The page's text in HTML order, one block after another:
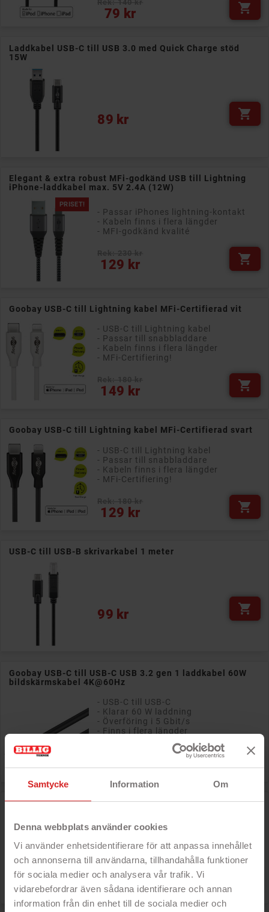
Samtycke Information Om
Denna webbplats använder cookies
Vi använder enhetsidentifierare för att anpassa innehållet
och annonserna till användarna, tillhandahålla funktioner
för sociala medier och analysera vår trafik. Vi
vidarebefordrar även sådana identifierare och annan
information från din enhet till de sociala medier och
79 kr
Pris 
Laddkabel USB-C till USB 3.0 med Quick Charge stöd
15W
89 kr
Pris 
Elegant & extra robust MFi-godkänd USB till Lightning
iPhone-laddkabel max. 5V 2.4A (12W)
PRISET!
- Passar iPhones lightning-kontakt
- Kabeln finns i flera längder
- MFI-godkänd kvalité
129 kr
Pris 
Goobay USB-C till Lightning kabel MFi-Certifierad vit
- USB-C till Lightning kabel
- Passar till snabbladdare
- Kabeln finns i flera längder
- MFi-Certifiering!
149 kr
Pris 
Goobay USB-C till Lightning kabel MFi-Certifierad svart
- USB-C till Lightning kabel
- Passar till snabbladdare
- Kabeln finns i flera längder
- MFi-Certifiering!
129 kr
Pris 
USB-C till USB-B skrivarkabel 1 meter
99 kr
Pris 
Goobay USB-C till USB-C USB 3.2 gen 1 laddkabel 60W
bildskärmskabel 4K@60Hz
- USB-C till USB-C
- Klarar 60 W laddning
- Överföring i 5 Gbit/s
- Finns i flera längder
79 kr 
Goobay Laddkabel i textil USB-C till USB-C 60 Watt
- USB-C till USB-C
- Tåligt textilmaterial
- För laddning eller överföring
- Finns i flera längder
59 kr